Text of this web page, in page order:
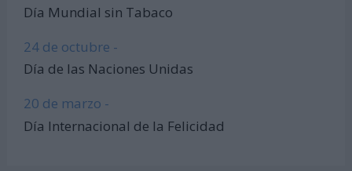
Día Mundial sin Tabaco
24 de octubre -
Día de las Naciones Unidas
20 de marzo -
Día Internacional de la Felicidad